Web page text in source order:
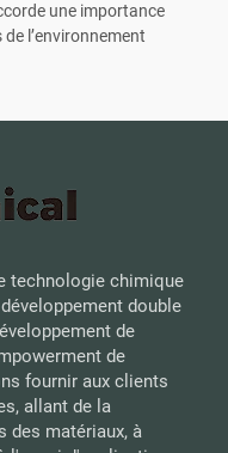
une importance
l’environnement
technologie chimique
double
de
de
fournir aux clients
allant de la
des matériaux, à